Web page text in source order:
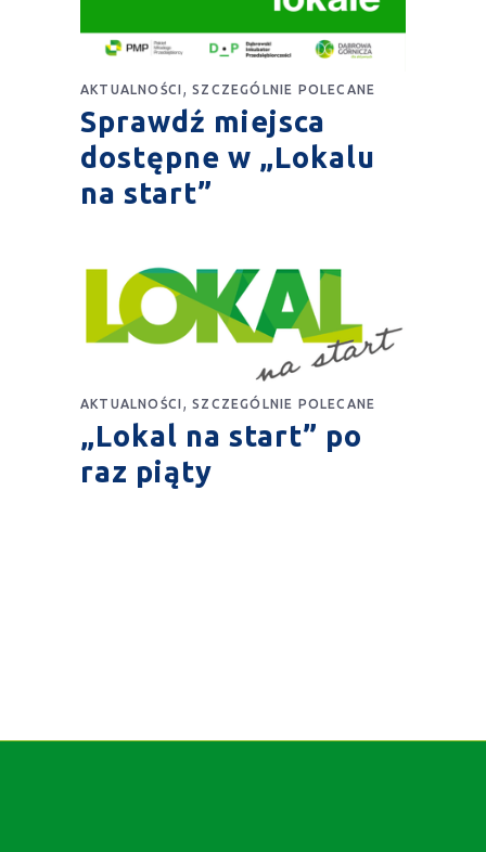
AKTUALNOŚCI ,SZCZEGÓLNIE POLECANE
Sprawdź miejsca
dostępne w „Lokalu
na start”
AKTUALNOŚCI ,SZCZEGÓLNIE POLECANE
„Lokal na start” po
raz piąty